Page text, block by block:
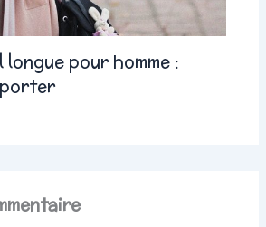
pour homme :
porter